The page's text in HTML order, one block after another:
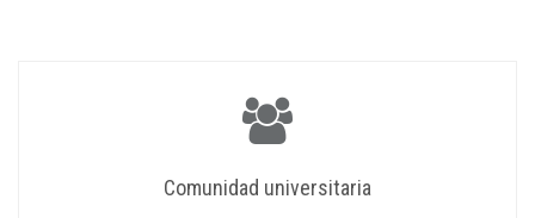
Comunidad universitaria